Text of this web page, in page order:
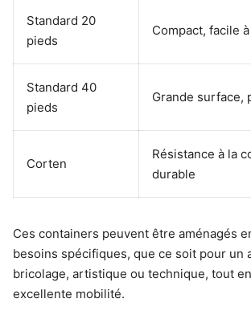
Standard 20
pieds
Compact, facile
Standard 40
pieds
Grande surface,
Corten
Résistance à la
durable
Ces containers peuvent être aménagés
besoins spécifiques, que ce soit pour un
bricolage, artistique ou technique, tout
excellente mobilité.